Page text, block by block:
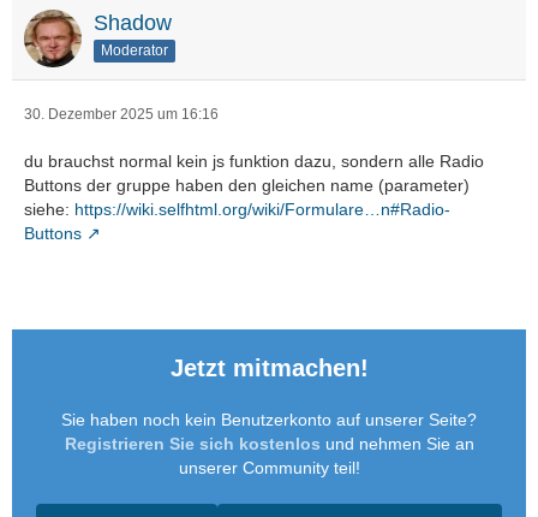
Shadow
Moderator
30. Dezember 2025 um 16:16
du brauchst normal kein js funktion dazu, sondern alle Radio
Buttons der gruppe haben den gleichen name (parameter)
siehe: https://wiki.selfhtml.org/wiki/Formulare…n#Radio-
Buttons
Jetzt mitmachen!
Sie haben noch kein Benutzerkonto auf unserer Seite?
Registrieren Sie sich kostenlos und nehmen Sie an
unserer Community teil!